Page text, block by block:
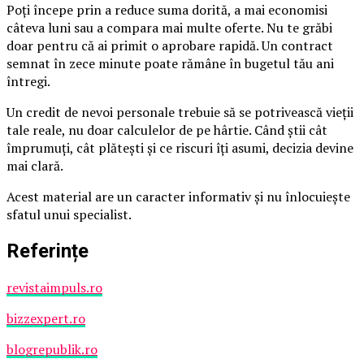
Poți începe prin a reduce suma dorită, a mai economisi
câteva luni sau a compara mai multe oferte. Nu te grăbi
doar pentru că ai primit o aprobare rapidă. Un contract
semnat în zece minute poate rămâne în bugetul tău ani
întregi.
Un credit de nevoi personale trebuie să se potrivească vieții
tale reale, nu doar calculelor de pe hârtie. Când știi cât
împrumuți, cât plătești și ce riscuri îți asumi, decizia devine
mai clară.
Acest material are un caracter informativ și nu înlocuiește
sfatul unui specialist.
Referințe
revistaimpuls.ro
bizzexpert.ro
blogrepublik.ro